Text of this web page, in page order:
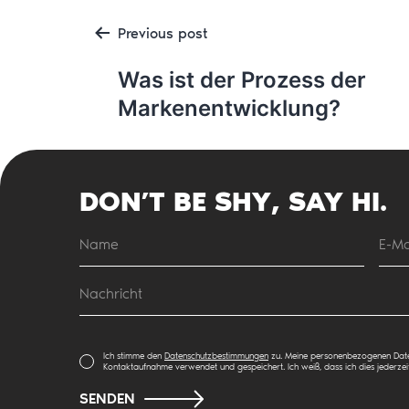
Post
Previous post
Was ist der Prozess der
Markenentwicklung?
DON’T BE SHY, SAY HI.
Ich stimme den Datenschutzbestimmungen zu. Meine personenbezogenen
Kontaktaufnahme verwendet und gespeichert. Ich weiß, dass ich dies
SENDEN